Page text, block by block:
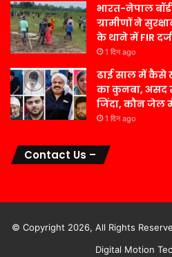
भारत-नेपाल
ग्रामीणों ने
के थाने में FIR दर्ज
1 दिन ago
ढाई साल में कैसे
का कुनबा, असद
जिंदा, कौन जेल
1 दिन ago
Contact Us –
© Copyright 2026, All Rights
Digital Motion